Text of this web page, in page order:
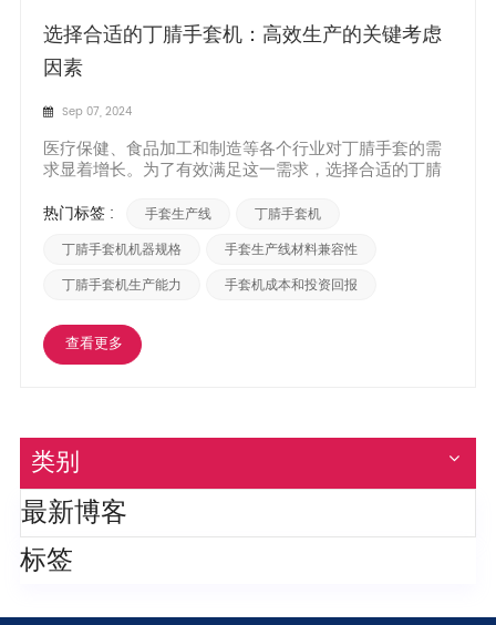
选择合适的丁腈手套机：高效生产的关键考虑
因素
Sep 07, 2024
医疗保健、食品加工和制造等各个行业对丁腈手套的需
求显着增长。为了有效满足这一需求，选择合适的丁腈
解和关键考虑因素 丁腈手套机 优化您的生产流程。 1.机
量、手套尺寸范围和生产率等因素。这些规格将指导您
选择能够...
热门标签 : 手套生产线 丁腈手套机
丁腈手套机机器规格 手套生产线材料兼容性
丁腈手套机生产能力 手套机成本和投资回报
查看更多
类别
最新博客
标签